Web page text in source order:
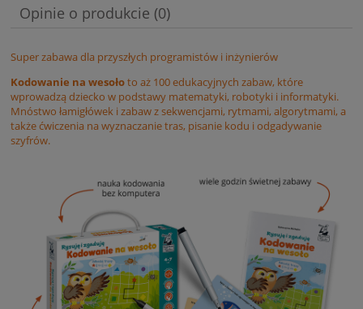
Opinie o produkcie (0)
Super zabawa dla przyszłych programistów i inżynierów
Kodowanie na wesołoto aż 100 edukacyjnych zabaw, które
wprowadzą dziecko w podstawy matematyki, robotyki i informatyki.
Mnóstwo łamigłówek i zabaw z sekwencjami, rytmami, algorytmami, a
także ćwiczenia na wyznaczanie tras, pisanie kodu i odgadywanie
szyfrów.